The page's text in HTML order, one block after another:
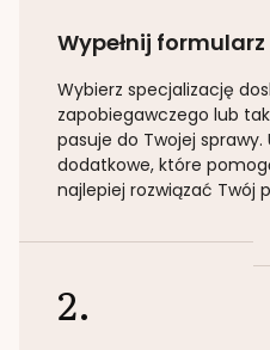
Wypełnij formularz
Wybierz specjalizację
zapobiegawczego lub
pasuje do Twojej sprawy.
dodatkowe, które
najlepiej rozwiązać Twój
2.